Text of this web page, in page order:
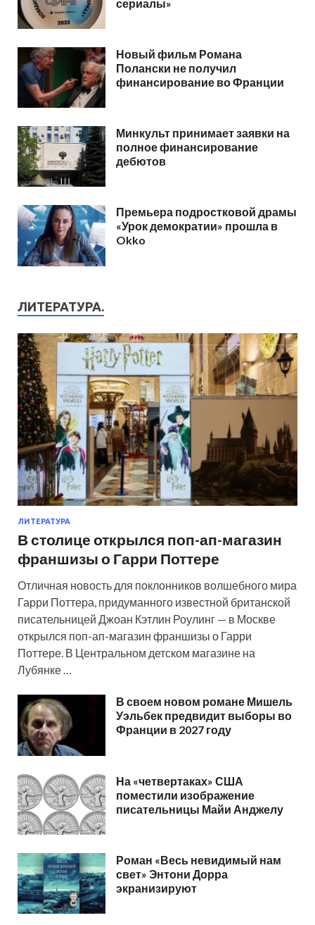
сериалы»
Новый фильм Романа
Полански не получил
финансирование во Франции
Минкульт принимает заявки на
полное финансирование
дебютов
Премьера подростковой драмы
«Урок демократии» прошла в
Okko
ЛИТЕРАТУРА.
ЛИТЕРАТУРА
В столице открылся поп-ап-магазин
франшизы о Гарри Поттере
Отличная новость для поклонников волшебного мира
Гарри Поттера, придуманного известной британской
писательницей Джоан Кэтлин Роулинг — в Москве
открылся поп-ап-магазин франшизы о Гарри
Поттере. В Центральном детском магазине на
Лубянке …
В своем новом романе Мишель
Уэльбек предвидит выборы во
Франции в 2027 году
На «четвертаках» США
поместили изображение
писательницы Майи Анджелу
Роман «Весь невидимый нам
свет» Энтони Дорра
экранизируют